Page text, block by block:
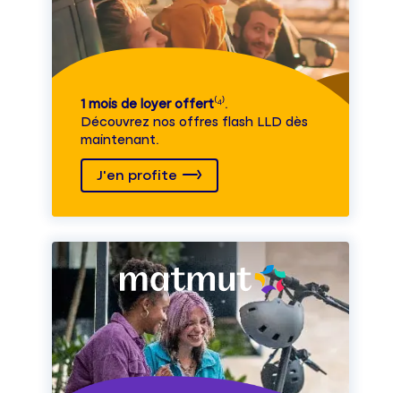
1 mois de loyer offert⁽⁴⁾.
Découvrez nos offres flash LLD dès
maintenant.
J'en profite